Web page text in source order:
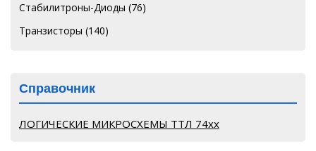
Стабилитроны-Диоды (76)
Транзисторы (140)
Справочник
ЛОГИЧЕСКИЕ МИКРОСХЕМЫ ТТЛ 74хх